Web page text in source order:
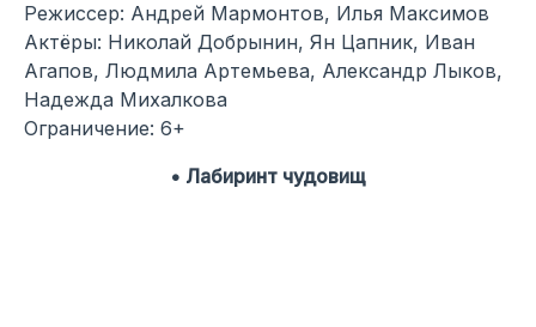
Режиссер: Андрей Мармонтов, Илья Максимов
Актёры: Николай Добрынин, Ян Цапник, Иван
Агапов, Людмила Артемьева, Александр Лыков,
Надежда Михалкова
Ограничение: 6+
• Лабиринт чудовищ